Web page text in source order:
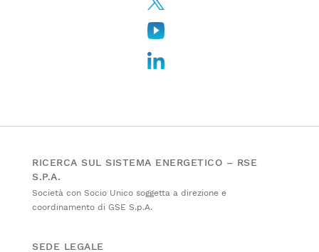
RICERCA SUL SISTEMA ENERGETICO – RSE
S.P.A.
Società con Socio Unico soggetta a direzione e
coordinamento di GSE S.p.A.
SEDE LEGALE